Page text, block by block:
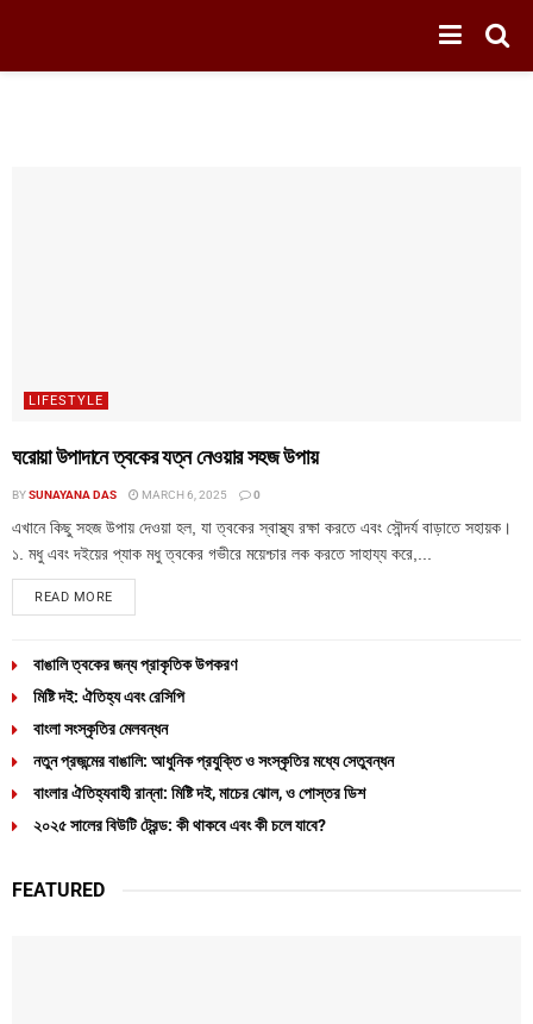
LIFESTYLE
ঘরোয়া উপাদানে ত্বকের যত্ন নেওয়ার সহজ উপায়
BYSUNAYANA DAS MARCH 6, 2025 0
এখানে কিছু সহজ উপায় দেওয়া হল, যা ত্বকের স্বাস্থ্য রক্ষা করতে এবং সৌন্দর্য বাড়াতে সহায়ক।
১. মধু এবং দইয়ের প্যাক মধু ত্বকের গভীরে ময়েশ্চার লক করতে সাহায্য করে,...
READ MORE
বাঙালি ত্বকের জন্য প্রাকৃতিক উপকরণ
মিষ্টি দই: ঐতিহ্য এবং রেসিপি
বাংলা সংস্কৃতির মেলবন্ধন
নতুন প্রজন্মের বাঙালি: আধুনিক প্রযুক্তি ও সংস্কৃতির মধ্যে সেতুবন্ধন
বাংলার ঐতিহ্যবাহী রান্না: মিষ্টি দই, মাচের ঝোল, ও পোস্তর ডিশ
২০২৫ সালের বিউটি ট্রেন্ড: কী থাকবে এবং কী চলে যাবে?
FEATURED